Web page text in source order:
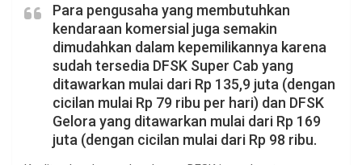
Para pengusaha yang membutuhkan
kendaraan komersial juga semakin
dimudahkan dalam kepemilikannya karena
sudah tersedia DFSK Super Cab yang
ditawarkan mulai dari Rp 135,9 juta (dengan
cicilan mulai Rp 79 ribu per hari) dan DFSK
Gelora yang ditawarkan mulai dari Rp 169
juta (dengan cicilan mulai dari Rp 98 ribu.